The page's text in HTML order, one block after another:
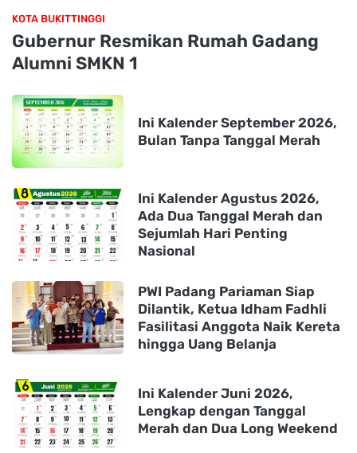
KOTA BUKITTINGGI
Gubernur Resmikan Rumah Gadang
Alumni SMKN 1
Ini Kalender September 2026,
Bulan Tanpa Tanggal Merah
Ini Kalender Agustus 2026,
Ada Dua Tanggal Merah dan
Sejumlah Hari Penting
Nasional
PWI Padang Pariaman Siap
Dilantik, Ketua Idham Fadhli
Fasilitasi Anggota Naik Kereta
hingga Uang Belanja
Ini Kalender Juni 2026,
Lengkap dengan Tanggal
Merah dan Dua Long Weekend